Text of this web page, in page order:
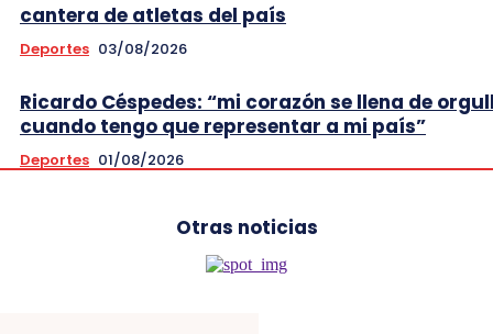
cantera de atletas del país
Deportes 03/08/2026
Ricardo Céspedes: “mi corazón se llena de
cuando tengo que representar a mi país”
Deportes 01/08/2026
Otras noticias